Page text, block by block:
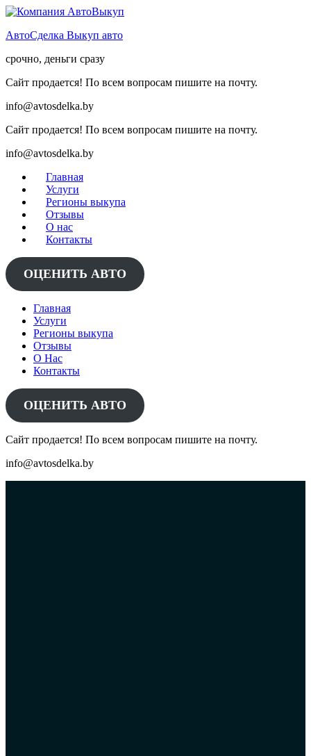
Skip
content
АвтоСделка Выкуп авто
срочно, деньги сразу
Сайт продается! По всем вопросам пишите на почту.
info@avtosdelka.by
Сайт продается! По всем вопросам пишите на почту.
info@avtosdelka.by
Главная
Услуги
Регионы выкупа
Отзывы
О нас
Контакты
ОЦЕНИТЬ АВТО
Главная
Услуги
Регионы выкупа
Отзывы
О Нас
Контакты
ОЦЕНИТЬ АВТО
Сайт продается! По всем вопросам пишите на почту.
info@avtosdelka.by